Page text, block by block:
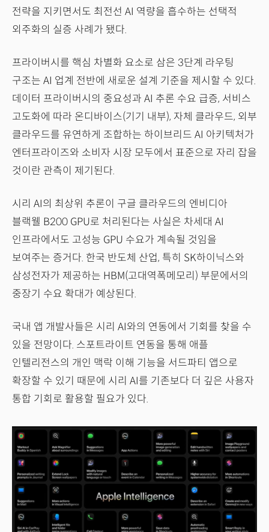
전략을 지키면서도 최전선 AI 역량을 흡수하는 선택적
외주화의 실증 사례가 됐다.
프라이버시를 핵심 차별화 요소로 삼은 3단계 라우팅
구조는 AI 업계 전반에 새로운 설계 기준을 제시할 수 있다.
데이터 프라이버시의 중요성과 AI 추론 수요 급증, 서비스
고도화에 따라 온디바이스(기기 내부), 자체 클라우드, 외부
클라우드를 유연하게 조합하는 하이브리드 AI 아키텍처가
엔터프라이즈와 소비자 시장 모두에서 표준으로 자리 잡을
것이란 관측이 제기된다.
시리 AI의 최상위 추론이 구글 클라우드의 엔비디아
블랙웰 B200 GPU로 처리된다는 사실은 차세대 AI
인프라에서도 고성능 GPU 수요가 계속될 것임을
보여주는 증거다. 한국 반도체 산업, 특히 SK하이닉스와
삼성전자가 제공하는 HBM(고대역폭메모리) 부문에서의
중장기 수요 확대가 예상된다.
국내 앱 개발사들은 시리 AI와의 연동에서 기회를 찾을 수
있을 전망이다. 스포트라이트 연동을 통해 애플
인텔리전스의 개인 맥락 이해 기능을 서드파티 앱으로
확장할 수 있기 때문에 시리 AI를 기존보다 더 깊은 사용자
통합 기회로 활용할 필요가 있다.